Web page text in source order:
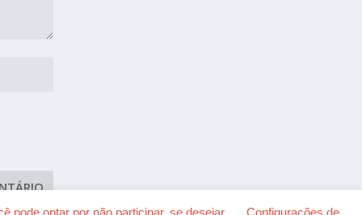
pode optar por não participar, se desejar. Configurações de